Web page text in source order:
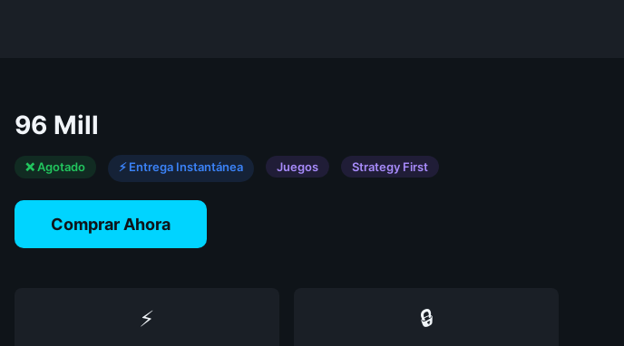
96 Mill
❌ Agotado ⚡ Entrega Instantánea Juegos Strategy First
Comprar Ahora
⚡ 🔒